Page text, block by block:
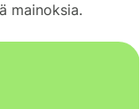
mainoksia.